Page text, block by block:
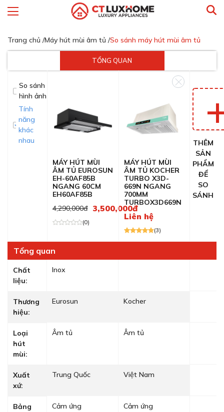
Trang chủ /Máy hút mùi âm tủ /So sánh máy hút mùi âm tủ
TỔNG QUAN
So sánh
hình ảnh
Tính
năng
khác
nhau
MÁY HÚT MÙI
ÂM TỦ EUROSUN
EH-60AF85B
NGANG 60CM
EH60AF85B
4,290,000đ 3,500,000đ
(0)
MÁY HÚT MÙI
ÂM TỦ KOCHER
TURBO X3D-
669N NGANG
700MM
TURBOX3D669N
Liên hệ
(3)
THÊM
SẢN
PHẨM
ĐỂ
SO
SÁNH
Tổng quan
Chất
liệu:
Inox
Thương
hiệu:
Eurosun Kocher
Loại
hút
mùi:
Âm tủ Âm tủ
Xuất
xứ:
Trung Quốc Việt Nam
Bảng
Cảm ứng Cảm ứng